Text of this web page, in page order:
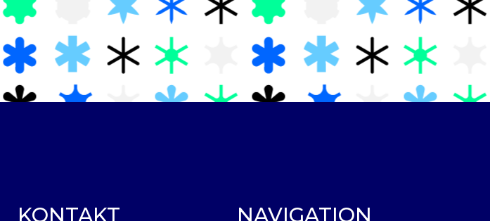
KONTAKT NAVIGATION